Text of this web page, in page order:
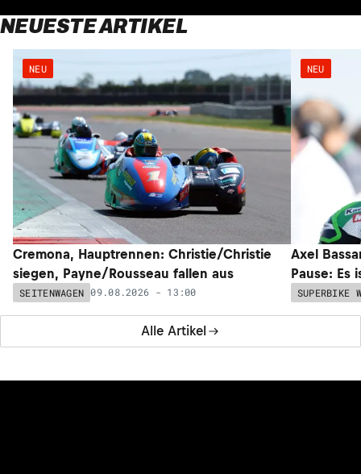
NEUESTE ARTIKEL
Alle Artikel
NEU
Cremona, Hauptrennen: Christie/Christie
siegen, Payne/Rousseau fallen aus
SEITENWAGEN 09.08.2026 - 13:00
NEU
Axel
Pause: Es
SUPERBIKE